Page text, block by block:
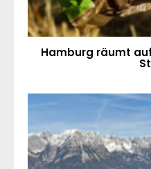
Hamburg räumt